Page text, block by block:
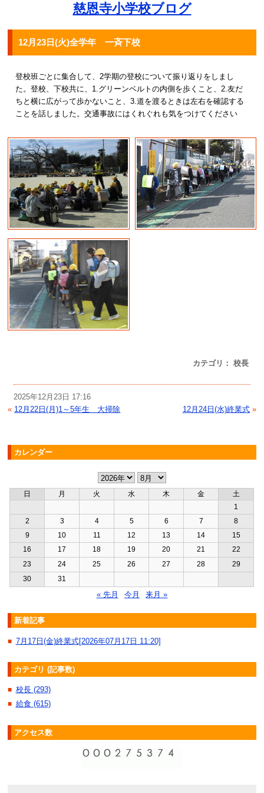
慈恩寺小学校ブログ
12月23日(火)全学年 一斉下校
カテゴリ： 校長
登校班ごとに集合して、2学期の登校について振り返りをしまし
た。登校、下校共に、1.グリーンベルトの内側を歩くこと、2.友だ
ちと横に広がって歩かないこと、3.道を渡るときは左右を確認する
ことを話しました。交通事故にはくれぐれも気をつけてください
2025年12月23日 17:16
« 12月22日(月)1～5年生 大掃除 12月24日(水)終業式 »
カレンダー
日 月 火 水 木 金
土
1
2
3 4 5 6 7
8
9
10 11 12 13 14
15
16
17 18 19 20 21
22
23
24 25 26 27 28
29
30
31
« 先月 今月 来月 »
新着記事
■ 7月17日(金)終業式[2026年07月17日 11:20]
カテゴリ (記事数)
■ 校長 (293)
■ 給食 (615)
アクセス数